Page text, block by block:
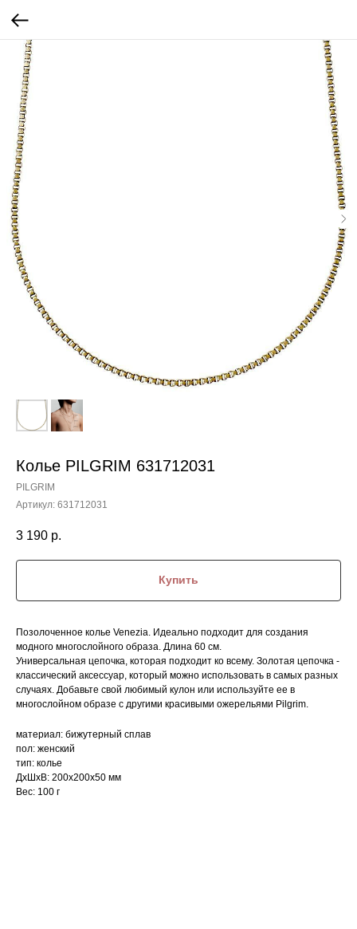
Колье PILGRIM 631712031
PILGRIM
Артикул: 631712031
3 190 р.
Купить
Позолоченное колье Venezia. Идеально подходит для создания
модного многослойного образа. Длина 60 см.
Универсальная цепочка, которая подходит ко всему. Золотая цепочка -
классический аксессуар, который можно использовать в самых разных
случаях. Добавьте свой любимый кулон или используйте ее в
многослойном образе с другими красивыми ожерельями Pilgrim.
материал: бижутерный сплав
пол: женский
тип: колье
ДxШxВ: 200x200x50 мм
Вес: 100 г